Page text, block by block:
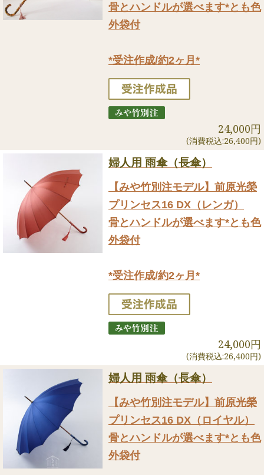
骨とハンドルが選べます*とも色
外袋付
*受注作成/約2ヶ月*
24,000円
(消費税込:26,400円)
婦人用 雨傘（長傘）
【みや竹別注モデル】前原光榮
プリンセス16 DX（レンガ）
骨とハンドルが選べます*とも色
外袋付
*受注作成/約2ヶ月*
24,000円
(消費税込:26,400円)
婦人用 雨傘（長傘）
【みや竹別注モデル】前原光榮
プリンセス16 DX（ロイヤル）
骨とハンドルが選べます*とも色
外袋付